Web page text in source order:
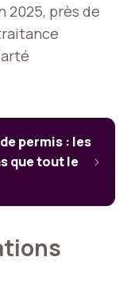
2025, près de
permis : les
que tout le